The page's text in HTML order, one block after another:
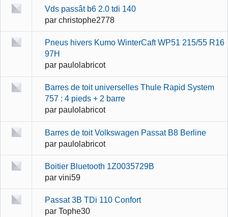
Vds passât b6 2.0 tdi 140
par christophe2778
Pneus hivers Kumo WinterCaft WP51 215/55 R16
97H
par paulolabricot
Barres de toit universelles Thule Rapid System
757 : 4 pieds + 2 barre
par paulolabricot
Barres de toit Volkswagen Passat B8 Berline
par paulolabricot
Boitier Bluetooth 1Z0035729B
par vini59
Passat 3B TDi 110 Confort
par Tophe30